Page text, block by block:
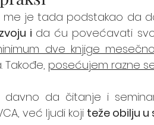
me je tada podstakao da
i da ću povećavati
dve knjige mesečno
Takođe, posećujem razne
da čitanje i seminari
već ljudi koji teže obilju